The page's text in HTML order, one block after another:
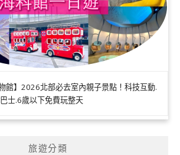
館】2026北部必去室內親子景點！科技互動.
士.6歲以下免費玩整天
旅遊分類